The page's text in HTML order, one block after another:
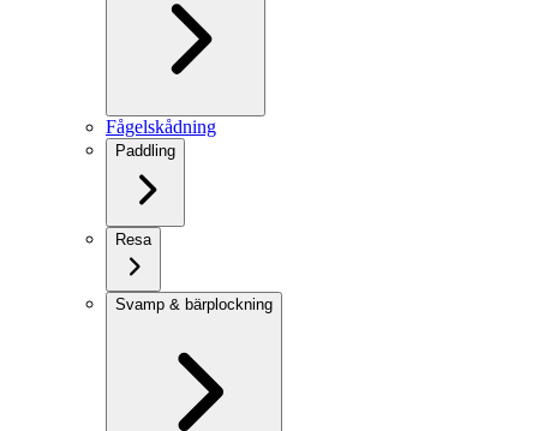
Fågelskådning
Paddling
Resa
Svamp & bärplockning